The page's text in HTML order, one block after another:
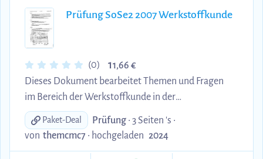
Prüfung SoSe2 2007 Werkstoffkunde
(0) 11,66 €
Dieses Dokument bearbeitet Themen und Fragen
im Bereich der Werkstoffkunde in der
Fahrzeugentwicklung. Die Fragen beziehen sich
dabei auf das Skript und die Themen aus dem
Paket-Deal Prüfung • 3 Seiten 's •
von themcmc7 • hochgeladen 2024